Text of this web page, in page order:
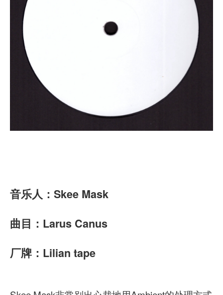
音乐人：Skee Mask
曲目：Larus Canus
厂牌：Lilian tape